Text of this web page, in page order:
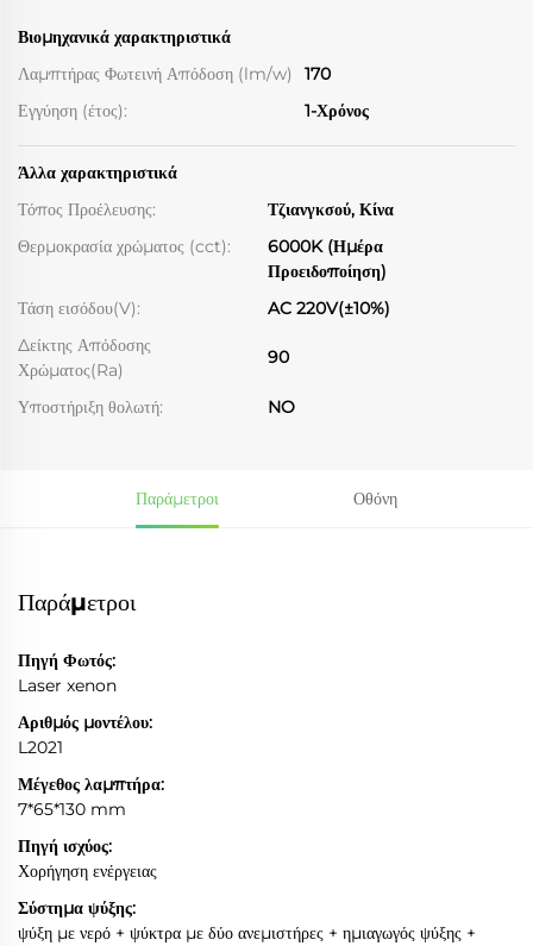
Βιομηχανικά χαρακτηριστικά
Λαμπτήρας Φωτεινή Απόδοση (lm/w)
170
Εγγύηση (έτος):
1-Χρόνος
Άλλα χαρακτηριστικά
Τόπος Προέλευσης:
Τζιανγκσού, Κίνα
Θερμοκρασία χρώματος (cct):
6000K (Ημέρα
Προειδοποίηση)
Τάση εισόδου(V):
AC 220V(±10%)
Δείκτης Απόδοσης
Χρώματος(Ra)
90
Υποστήριξη θολωτή: NO
Παράμετροι Οθόνη
Παράμετροι
Πηγή Φωτός:
Laser xenon
Αριθμός μοντέλου:
L2021
Μέγεθος λαμπτήρα:
7*65*130 mm
Πηγή ισχύος:
Χορήγηση ενέργειας
Σύστημα ψύξης:
ψύξη με νερό + ψύκτρα με δύο ανεμιστήρες + ημιαγωγός ψύξης +